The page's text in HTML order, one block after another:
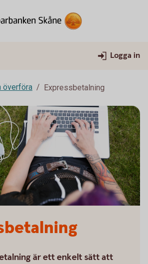
Logga in
överföra Expressbetalning
är ett enkelt sätt att